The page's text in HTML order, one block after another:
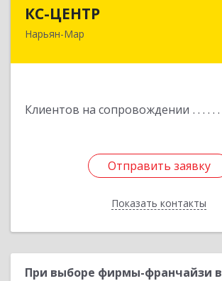
КС-ЦЕНТР
Нарьян-Мар
Клиентов на сопровождении
Отправить заявку
Показать контакты
Отправить заявку
Назад
При выборе фирмы-франчайзи в